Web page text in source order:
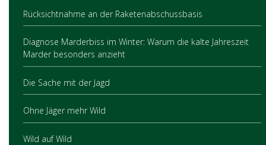
Rücksichtnahme an der Raketenabschussbasis
Diagnose Marderbiss im Winter: Warum die kalte Jahreszeit
Marder besonders anzieht
Die Sache mit der Jagd
Ohne Jäger mehr Wild
Wild auf Wild